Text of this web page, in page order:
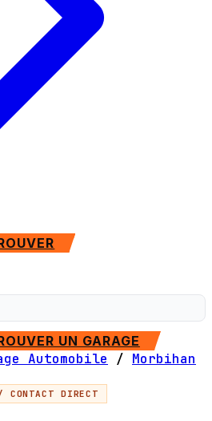
UN GARAGE
Automobile / Morbihan
DIRECT